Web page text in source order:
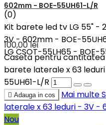
602mm - BOE-55UH61-L/R
(0)
Kit barete led tv LG 55" -
3V - 602mm - BOE-
LG CSOT-55LH65 - BOE-
100,00 lei
Caseta pentru cantitatea
barete laterale x 63
55UH61-L/R
 Adauga in cos Mai multe
laterale x 63 leduri - 3V -
Nou